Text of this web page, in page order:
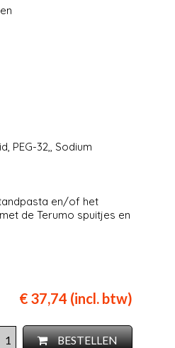
PEG-32,, Sodium
en/of het
de Terumo spuitjes en
€ 37,74 (incl. btw)
BESTELLEN